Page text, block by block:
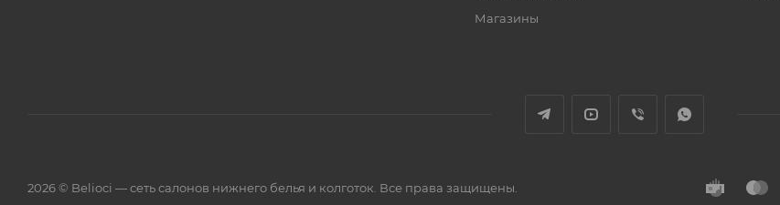
Магазины
2026 © Belioci — сеть салонов нижнего белья и колготок. Все права защищены.